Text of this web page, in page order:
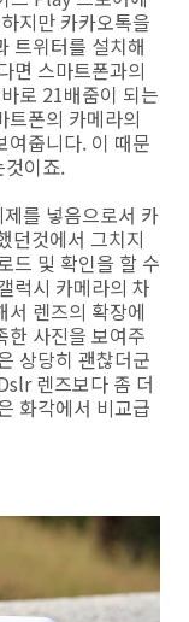
지만 카카오톡을
트위터를 설치해
면 스마트폰과의
로 21배줌이 되는
트폰의 카메라의
여줍니다. 이 때문
것이죠.
를 넣음으로서 카
던것에서 그치지
드 및 확인을 할 수
럭시 카메라의 차
서 렌즈의 확장에
한 사진을 보여주
상당히 괜찮더군
렌즈보다 좀 더
화각에서 비교급